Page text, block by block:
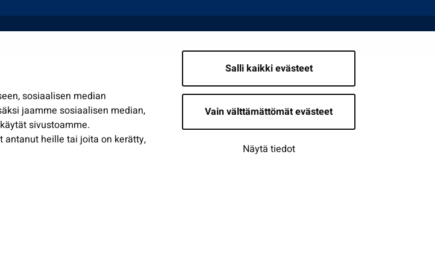
sosiaalisen median
jaamme sosiaalisen median,
sivustoamme.
heille tai joita on kerätty,
Salli kaikki evästeet
Vain välttämättömät evästeet
Näytä tiedot